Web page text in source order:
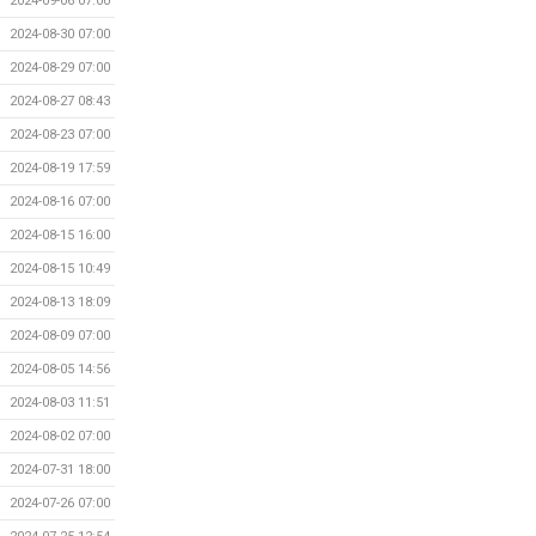
2024-08-30 07:00
2024-08-29 07:00
2024-08-27 08:43
2024-08-23 07:00
2024-08-19 17:59
2024-08-16 07:00
2024-08-15 16:00
2024-08-15 10:49
2024-08-13 18:09
2024-08-09 07:00
2024-08-05 14:56
2024-08-03 11:51
2024-08-02 07:00
2024-07-31 18:00
2024-07-26 07:00